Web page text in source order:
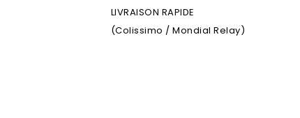
LIVRAISON RAPIDE
(Colissimo / Mondial Relay)